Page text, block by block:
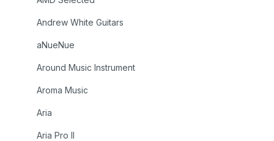
Andrew White Guitars
aNueNue
Around Music Instrument
Aroma Music
Aria
Aria Pro II